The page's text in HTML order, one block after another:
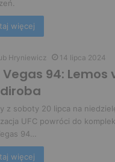
więcej
Hryniewicz 14 lipca 2024
Vegas 94: Lemos
z soboty 20 lipca na
UFC powróci do
94…
więcej